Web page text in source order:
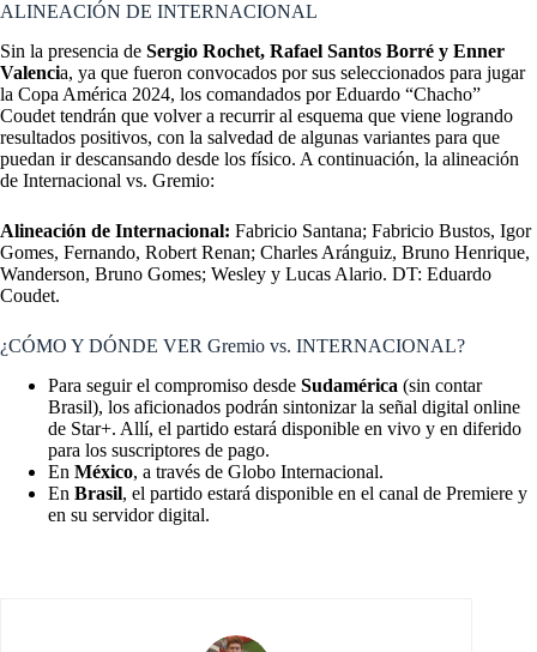
ALINEACIÓN DE INTERNACIONAL
Sin la presencia de Sergio Rochet, Rafael Santos Borré y Enner
Valencia, ya que fueron convocados por sus seleccionados para jugar
la Copa América 2024, los comandados por Eduardo “Chacho”
Coudet tendrán que volver a recurrir al esquema que viene logrando
resultados positivos, con la salvedad de algunas variantes para que
puedan ir descansando desde los físico. A continuación, la alineación
de Internacional vs. Gremio:
Alineación de Internacional: Fabricio Santana; Fabricio Bustos, Igor
Gomes, Fernando, Robert Renan; Charles Aránguiz, Bruno Henrique,
Wanderson, Bruno Gomes; Wesley y Lucas Alario. DT: Eduardo
Coudet.
¿CÓMO Y DÓNDE VER Gremio vs. INTERNACIONAL?
Para seguir el compromiso desde Sudamérica (sin contar
Brasil), los aficionados podrán sintonizar la señal digital online
de Star+. Allí, el partido estará disponible en vivo y en diferido
para los suscriptores de pago.
En México, a través de Globo Internacional.
En Brasil, el partido estará disponible en el canal de Premiere y
en su servidor digital.